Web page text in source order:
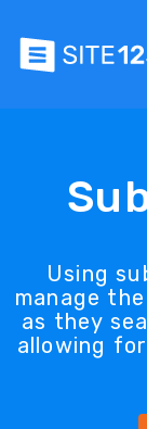
Using
manage
as they
allowing